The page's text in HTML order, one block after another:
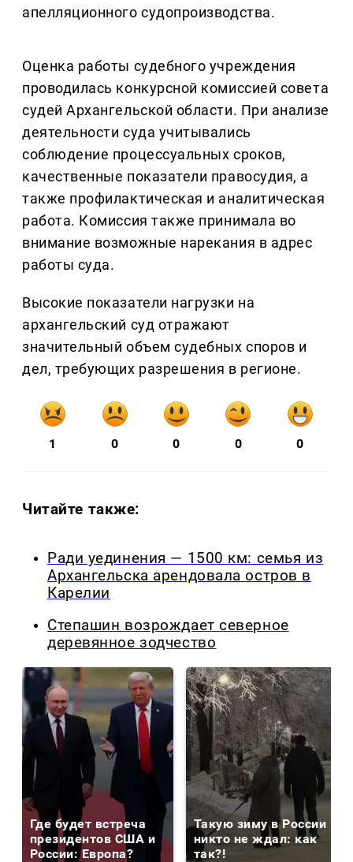
апелляционного судопроизводства.
Оценка работы судебного учреждения
проводилась конкурсной комиссией совета
судей Архангельской области. При анализе
деятельности суда учитывались
соблюдение процессуальных сроков,
качественные показатели правосудия, а
также профилактическая и аналитическая
работа. Комиссия также принимала во
внимание возможные нарекания в адрес
работы суда.
Высокие показатели нагрузки на
архангельский суд отражают
значительный объем судебных споров и
дел, требующих разрешения в регионе.
1 0 0 0 0
Читайте также:
Ради уединения — 1500 км: семья из
Архангельска арендовала остров в
Карелии
Степашин возрождает северное
деревянное зодчество
Где будет встреча
президентов США и
России: Европа?
Такую зиму в России
никто не ждал: как
так?!